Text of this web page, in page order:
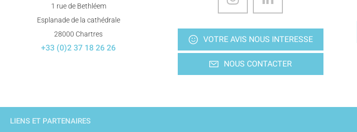
1 rue de Bethléem
Esplanade de la cathédrale
28000 Chartres
+33 (0)2 37 18 26 26
VOTRE AVIS NOUS INTERESSE
NOUS CONTACTER
LIENS ET PARTENAIRES